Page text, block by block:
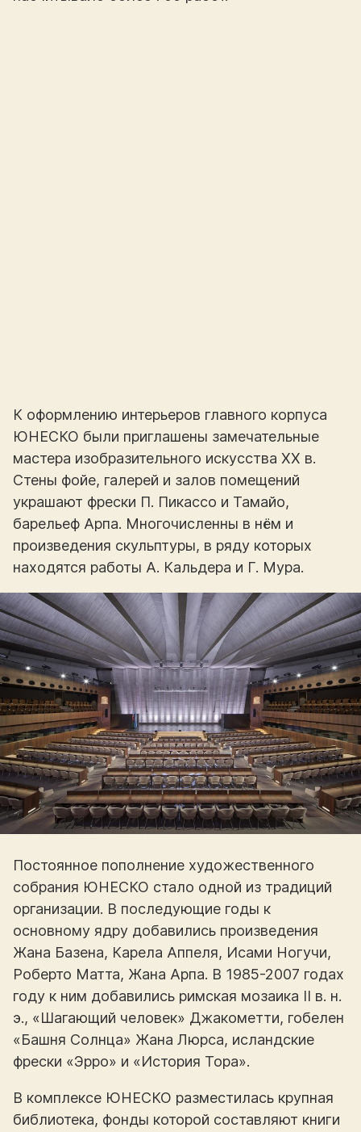
К оформлению интерьеров главного корпуса
ЮНЕСКО были приглашены замечательные
мастера изобразительного искусства XX в.
Стены фойе, галерей и залов помещений
украшают фрески П. Пикассо и Тамайо,
барельеф Арпа. Многочисленны в нём и
произведения скульптуры, в ряду которых
находятся работы А. Кальдера и Г. Мура.
Постоянное пополнение художественного
собрания ЮНЕСКО стало одной из традиций
организации. В последующие годы к
основному ядру добавились произведения
Жана Базена, Карела Аппеля, Исами Ногучи,
Роберто Матта, Жана Арпа. В 1985-2007 годах
году к ним добавились римская мозаика II в. н.
э., «Шагающий человек» Джакометти, гобелен
«Башня Солнца» Жана Люрса, исландские
фрески «Эрро» и «История Тора».
В комплексе ЮНЕСКО разместилась крупная
библиотека, фонды которой составляют книги